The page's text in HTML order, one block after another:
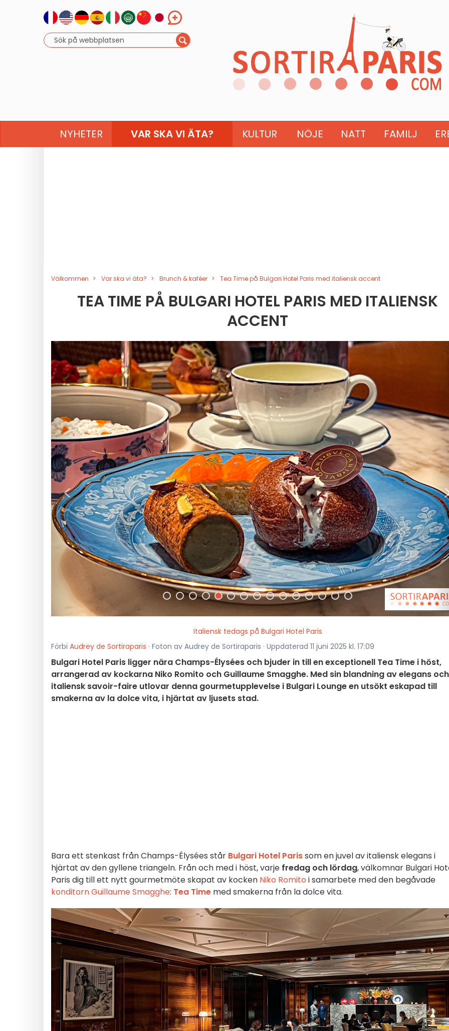
NYHETER VAR SKA VI ÄTA? KULTUR NÖJE NATT FAMILJ
Välkommen Var ska vi äta? Brunch & kaféer Tea Time på Bulgari Hotel Paris med italiensk accent
TEA TIME PÅ BULGARI HOTEL PARIS MED ITALIENSK
ACCENT
<
Italiensk tedags på Bulgari Hotel Paris
Förbi Audrey de Sortiraparis · Foton av Audrey de Sortiraparis · Uppdaterad 11 juni 2025 kl. 17:09
Bulgari Hotel Paris ligger nära Champs-Élysées och bjuder in till en exceptionell Tea Time i höst,
arrangerad av kockarna Niko Romito och Guillaume Smagghe. Med sin blandning av elegans och
italiensk savoir-faire utlovar denna gourmetupplevelse i Bulgari Lounge en utsökt eskapad till
smakerna av la dolce vita, i hjärtat av ljusets stad.
Bara ett stenkast från Champs-Élysées står Bulgari Hotel Parissom en juvel av italiensk elegans i
hjärtat av den gyllene triangeln. Från och med i höst, varje fredag och lördag, välkomnar Bulgari
Paris dig till ett nytt gourmetmöte skapat av kocken Niko Romito i samarbete med den begåvade
konditorn Guillaume Smagghe: Tea Time med smakerna från la dolce vita.